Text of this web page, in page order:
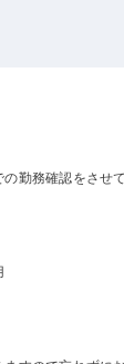
勤務確認をさせ